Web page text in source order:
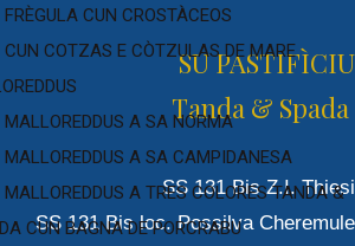
FRÈGULA CUN CROSTÀCEOS
CUN COTZAS E CÒTZULAS DE MARE
MALLOREDDUS A SA NORMA
MALLOREDDUS A SA CAMPIDANESA
MALLOREDDUS A TRES COLORES TANDA &
CUN BAGNA DE PORCRABU
SU PASTIFÌCIU
Tanda & Spada
SS 131 Bis Z.I. Thiesi
SS 131 Bis loc. Possilva Cheremule